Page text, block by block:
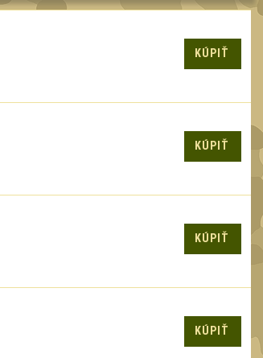
KÚPIŤ
KÚPIŤ
KÚPIŤ
KÚPIŤ